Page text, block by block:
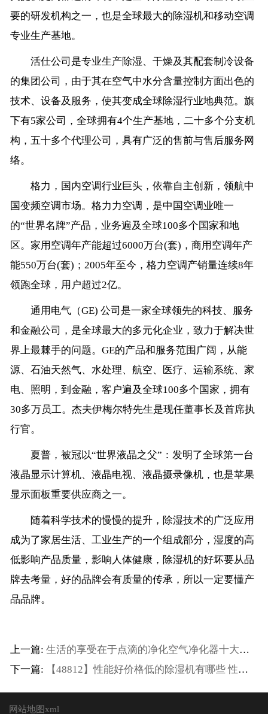
要的研发机构之一，也是全球最大的除湿机和移动空调
专业生产基地。
活仕公司是专业生产除湿、干燥及其配套制冷设备
的集团公司，由于其在空气中水分含量控制方面出色的
技术、设备及服务，使其变成全球除湿行业地典范。旗
下有5家公司，全球拥有4个生产基地，二十多个分支机
构，五十多个代理公司，具有广泛的售前与售后服务网
络。
格力，国内空调行业巨头，依靠自主创新，领航中
国变频空调市场。格力力空调，是中国空调业唯一
的“世界名牌”产品，业务遍及全球100多个国家和地
区。家用空调年产能超过6000万台(套)，商用空调年产
能550万台(套)；2005年至今，格力空调产销量连续8年
领跑全球，用户超过2亿。
通用电气（GE) 公司是一家全球领先的科技、服务
和金融公司，是全球最大的多元化企业，致力于解决世
界上最棘手的问题。GE的产品和服务范围广阔，从能
源、石油天然气、水处理、航空、医疗、运输系统、家
电、照明，到金融，客户遍及全球100多个国家，拥有
30多万员工。杰夫伊梅尔特先生是现任董事长及首席执
行官。
夏普，被冠以“世界液晶之父”：发明了全球第一台
液晶显示计算机、液晶电视、液晶摄录像机，也是苹果
显示面板重要供应商之一。
随着科学技术的慢慢的提升，除湿技术的广泛应用
成为了家居生活、工业生产的一个组成部分，湿度的高
低影响产品质量，影响人体健康，除湿机的好坏要从品
牌去考量，好的品牌会有质量的传承，所以一定要懂产
品品牌。
上一篇: 生活的享受在于点滴的净化空气净化器十大排名哪个好
下一篇:
【48812】性能好价格低的除湿机有哪些 性能好价格低的除湿机引荐【详解】
网站地图xml